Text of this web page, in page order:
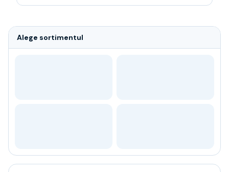
Canadian
Rom
Vodka
Ceai
Bacanie
Alege sortimentul